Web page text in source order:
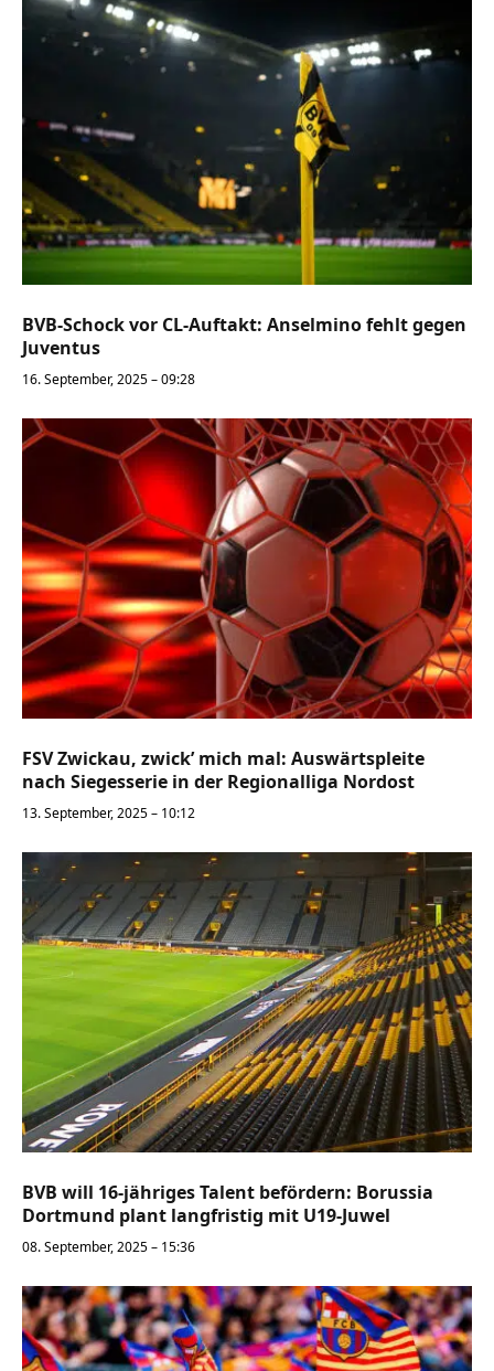
BVB-Schock vor CL-Auftakt: Anselmino fehlt gegen
Juventus
16. September, 2025 – 09:28
FSV Zwickau, zwick’ mich mal: Auswärtspleite
nach Siegesserie in der Regionalliga Nordost
13. September, 2025 – 10:12
BVB will 16-jähriges Talent befördern: Borussia
Dortmund plant langfristig mit U19-Juwel
08. September, 2025 – 15:36